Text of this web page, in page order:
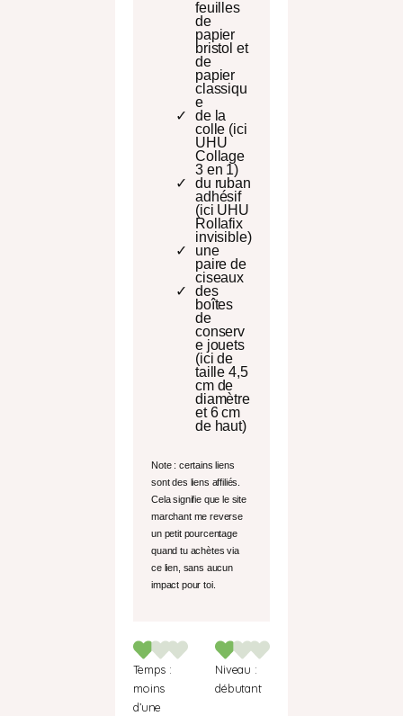
feuilles
de
papier
bristol et
de
papier
classiqu
e
de la
colle (ici
UHU
Collage
3 en 1)
du ruban
adhésif
(ici UHU
Rollafix
invisible)
une
paire de
ciseaux
des
boîtes
de
conserv
e jouets
(ici de
taille 4,5
cm de
diamètre
et 6 cm
de haut)
Note : certains liens
sont des liens affiliés.
Cela signifie que le site
marchant me reverse
un petit pourcentage
quand tu achètes via
ce lien, sans aucun
impact pour toi.
Temps :
moins
d’une
Niveau :
débutant